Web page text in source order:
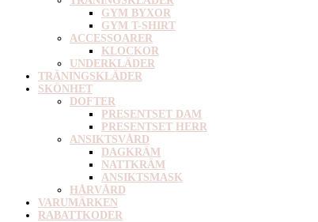
GYM BYXOR
GYM T-SHIRT
ACCESSOARER
KLOCKOR
UNDERKLÄDER
TRÄNINGSKLÄDER
SKÖNHET
DOFTER
PRESENTSET DAM
PRESENTSET HERR
ANSIKTSVÅRD
DAGKRÄM
NATTKRÄM
ANSIKTSMASK
HÅRVÅRD
VARUMÄRKEN
RABATTKODER